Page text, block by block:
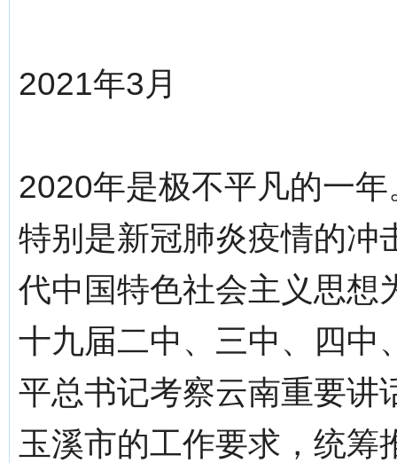
2021年3月
2020年是极不平凡的一
特别是新冠肺炎疫情的冲
代中国特色社会主义思想
十九届二中、三中、四中
平总书记考察云南重要讲
玉溪市的工作要求，统筹